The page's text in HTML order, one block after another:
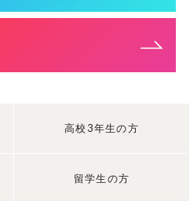
高校3年生の方
留学生の方